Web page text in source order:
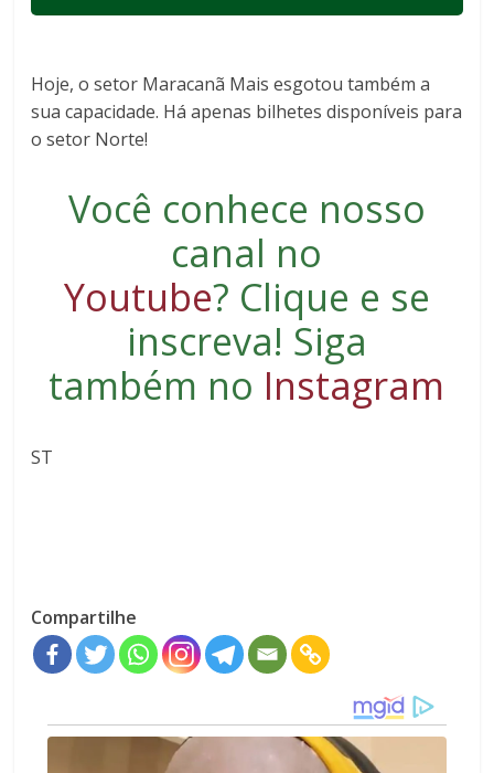
Hoje, o setor Maracanã Mais esgotou também a
sua capacidade. Há apenas bilhetes disponíveis para
o setor Norte!
Você conhece nosso
canal no
Youtube? Clique e se
inscreva! Siga
também no Instagram
ST
Compartilhe